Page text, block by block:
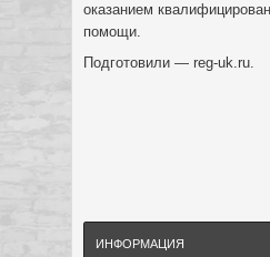
оказанием
помощи.
Подготовили — reg-uk.ru.
ИНФОРМАЦИЯ